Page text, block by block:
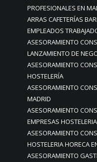
PROFESIONALES EN
ARRAS CAFETERÍAS
EMPLEADOS
ASESORAMIENTO
LANZAMIENTO DE
ASESORAMIENTO
HOSTELERÍA
ASESORAMIENTO
MADRID
ASESORAMIENTO
EMPRESAS
ASESORAMIENTO
HOSTELERIA HORECA
ASESORAMIENTO